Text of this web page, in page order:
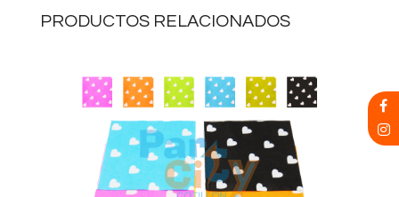
PRODUCTOS RELACIONADOS